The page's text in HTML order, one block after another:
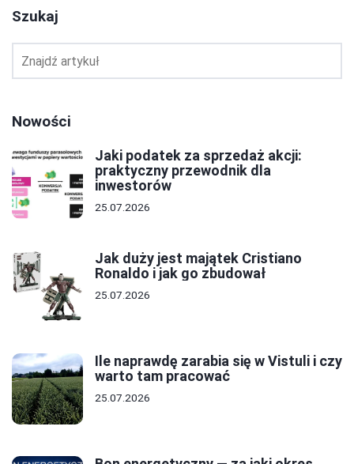
Szukaj
Nowości
Jaki podatek za sprzedaż akcji:
praktyczny przewodnik dla
inwestorów
25.07.2026
Jak duży jest majątek Cristiano
Ronaldo i jak go zbudował
25.07.2026
Ile naprawdę zarabia się w Vistuli i czy
warto tam pracować
25.07.2026